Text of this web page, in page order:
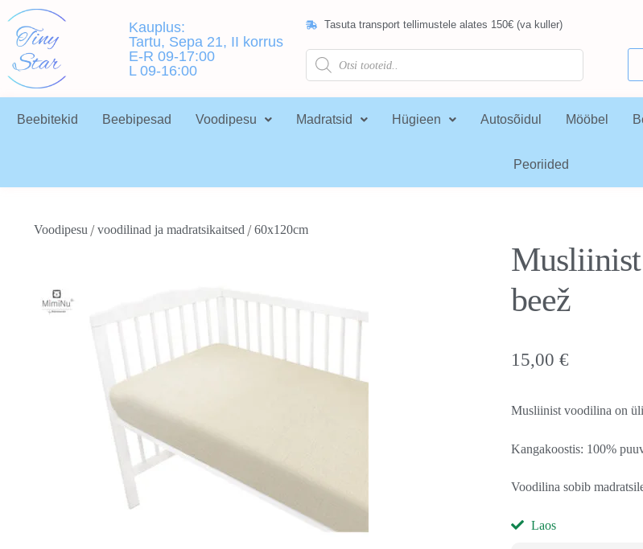
Kauplus:
Tartu, Sepa 21, II korrus
E-R 09-17:00
L 09-16:00
Tasuta transport tellimustele alates 150€ (va kuller)
Beebitekid Beebipesad Voodipesu Madratsid Hügieen Autosõidul Mööbel
Peoriided
Voodipesu/voodilinad ja madratsikaitsed/60x120cm
beež
15,00 €
Musliinist voodilina on
Kangakoostis: 100%
Voodilina sobib
Laos